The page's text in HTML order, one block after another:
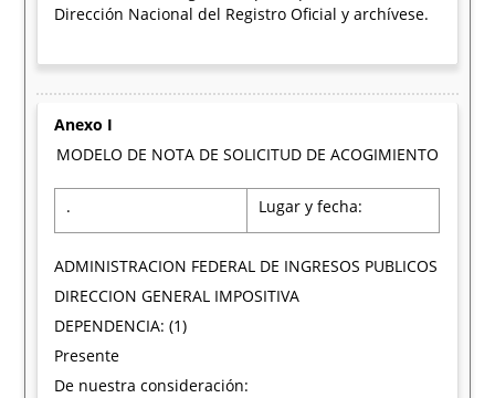
Dirección Nacional del Registro Oficial y archívese.
Anexo I
MODELO DE NOTA DE SOLICITUD DE ACOGIMIENTO
. Lugar y fecha:
ADMINISTRACION FEDERAL DE INGRESOS PUBLICOS
DIRECCION GENERAL IMPOSITIVA
DEPENDENCIA: (1)
Presente
De nuestra consideración: